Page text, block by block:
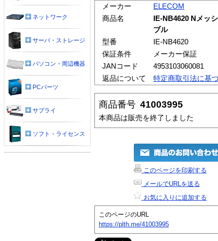
メーカー
ELECOM
商品名
IE-NB4620 Nメッ
ブル
型番
IE-NB4620
保証条件
メーカー保証
JANコード
4953103060081
返品について
特定商取引法に基
商品番号 41003995
本商品は販売を終了しました
このページを印刷する
メールでURLを送る
お気に入りに追加する
このページのURL
https://plth.me/41003995
ネットワーク
サーバ・ストレージ
パソコン・周辺機器
PCパーツ
サプライ
ソフト・ライセンス